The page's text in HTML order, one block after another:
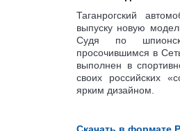
Таганрогский
выпуску новую
Судя по
просочившимся в
выполнен в
своих российских
ярким дизайном.